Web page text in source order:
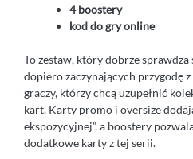
4 boostery
kod do gry online
To zestaw, który dobrze
dopiero zaczynających przygodę
graczy, którzy chcą uzupełnić
kart. Karty promo i oversize
ekspozycyjnej”, a boostery
dodatkowe karty z tej serii.